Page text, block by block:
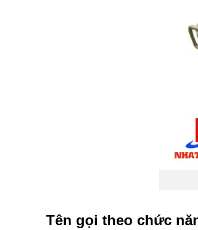
Tên gọi theo chức